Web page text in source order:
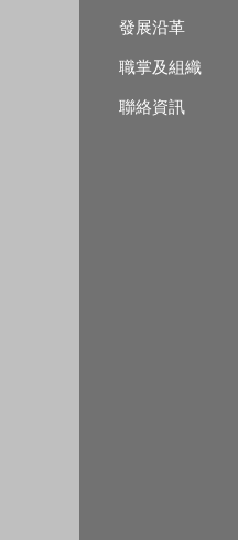
發展沿革
職掌及組織
聯絡資訊